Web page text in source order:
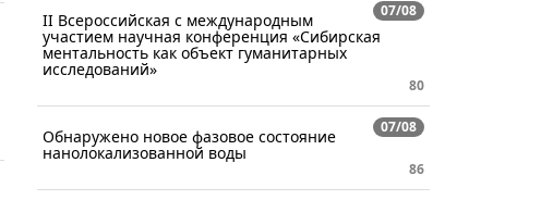
07/08
II Всероссийская с международным
участием научная конференция «Сибирская
ментальность как объект гуманитарных
исследований»
80
07/08
Обнаружено новое фазовое состояние
нанолокализованной воды
86